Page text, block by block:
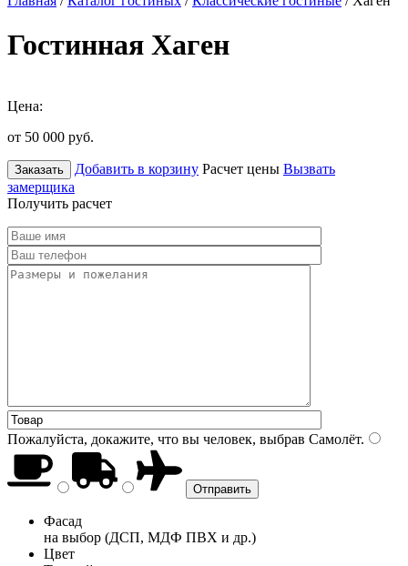
Гостинная Хаген
Цена:
от 50 000 руб.
Заказать Добавить в корзину Расчет цены Вызвать
замерщика
Получить расчет
Пожалуйста, докажите, что вы человек, выбрав Самолёт.
Фасад
на выбор (ДСП, МДФ ПВХ и др.)
Цвет